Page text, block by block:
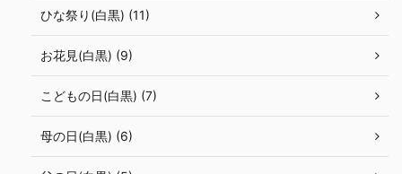
ひな祭り(白黒) (11)
お花見(白黒) (9)
こどもの日(白黒) (7)
母の日(白黒) (6)